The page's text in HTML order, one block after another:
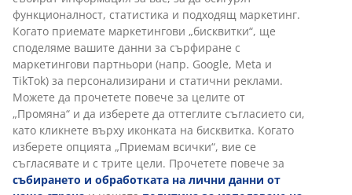
функционалност, статистика и подходящ маркетинг.
Когато приемате маркетингови „бисквитки“, ще
споделяме вашите данни за сърфиране с
маркетингови партньори (напр. Google, Meta и
TikTok) за персонализирани и статични реклами.
Можете да прочетете повече за целите от
„Промяна“ и да изберете да оттеглите съгласието си,
като кликнете върху иконката на бисквитка. Когато
изберете опцията „Приемам всички“, вие се
съгласявате и с трите цели. Прочетете повече за
събирането и обработката на лични данни от